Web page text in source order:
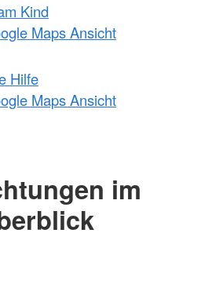
Kind
Maps Ansicht
Hilfe
Maps Ansicht
im